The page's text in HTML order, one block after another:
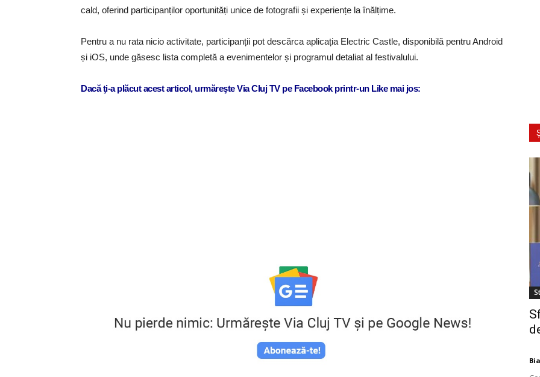
cald, oferind participanților oportunități unice de fotografii și experiențe la înălțime.
Pentru a nu rata nicio activitate, participanții pot descărca aplicația Electric Castle, disponibilă pentru Android
și iOS, unde găsesc lista completă a evenimentelor și programul detaliat al festivalului.
Dacă ţi-a plăcut acest articol, urmăreşte Via Cluj TV pe Facebook printr-un Like mai jos: